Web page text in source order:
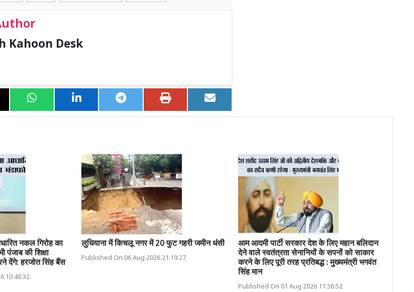
Kahoon Desk
नकल गिरोह का
पंजाब की शिक्षा
देंगे: हरजोत सिंह बैंस
10:48:32
लुधियाना में किचलू नगर में 20 फुट गहरी जमीन धंसी
Published On 06 Aug 2026 21:19:27
आम आदमी पार्टी सरकार देश के लिए महान बलिदान
देने वाले स्वतंत्रता सेनानियों के सपनों को साकार
करने के लिए पूरी तरह प्रतिबद्ध : मुख्यमंत्री भगवंत
सिंह मान
Published On 01 Aug 2026 11:38:52